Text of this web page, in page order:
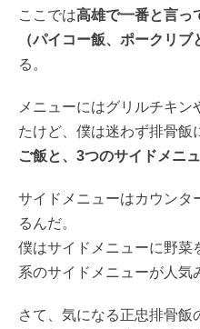
ここでは高雄で一番と言っ
（パイコー飯、ポークリブ
る。
メニューにはグリルチキ
たけど、僕は迷わず排骨飯
ご飯と、3つのサイドメニ
サイドメニューはカウンタ
るんだ。
僕はサイドメニューに野菜
系のサイドメニューが人気
さて、気になる正忠排骨飯